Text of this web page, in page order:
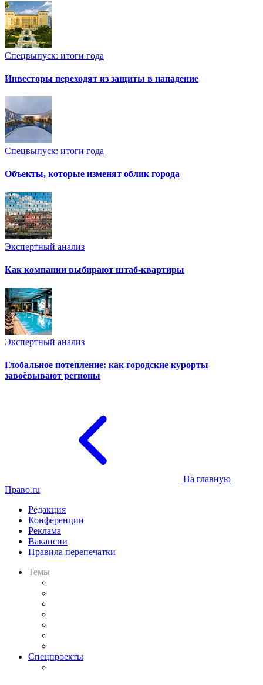
Спецвыпуск: итоги года
Инвесторы переходят из защиты в нападение
Спецвыпуск: итоги года
Объекты, которые изменят облик города
Экспертный анализ
Как компании выбирают штаб-квартиры
Экспертный анализ
Глобальное потепление: как городские курорты
завоёвывают регионы
На главную
Право.ru
Редакция
Конференции
Реклама
Вакансии
Правила перепечатки
Темы
Спецпроекты